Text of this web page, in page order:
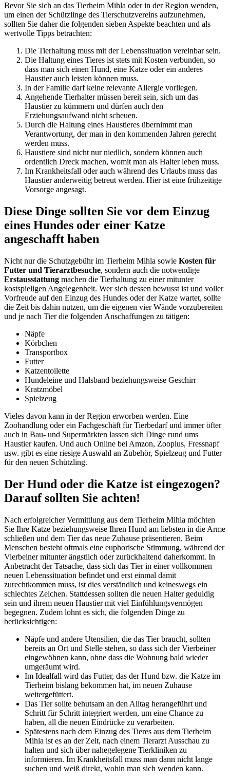
Bevor Sie sich an das Tierheim Mihla oder in der Region wenden,
um einen der Schützlinge des Tierschutzvereins aufzunehmen,
sollten Sie daher die folgenden sieben Aspekte beachten und als
wertvolle Tipps betrachten:
Die Tierhaltung muss mit der Lebenssituation vereinbar sein.
Die Haltung eines Tieres ist stets mit Kosten verbunden, so
dass man sich einen Hund, eine Katze oder ein anderes
Haustier auch leisten können muss.
In der Familie darf keine relevante Allergie vorliegen.
Angehende Tierhalter müssen bereit sein, sich um das
Haustier zu kümmern und dürfen auch den
Erziehungsaufwand nicht scheuen.
Durch die Haltung eines Haustieres übernimmt man
Verantwortung, der man in den kommenden Jahren gerecht
werden muss.
Haustiere sind nicht nur niedlich, sondern können auch
ordentlich Dreck machen, womit man als Halter leben muss.
Im Krankheitsfall oder auch während des Urlaubs muss das
Haustier anderweitig betreut werden. Hier ist eine frühzeitige
Vorsorge angesagt.
Diese Dinge sollten Sie vor dem Einzug
eines Hundes oder einer Katze
angeschafft haben
Nicht nur die Schutzgebühr im Tierheim Mihla sowie Kosten für
Futter und Tierarztbesuche, sondern auch die notwendige
Erstausstattung machen die Tierhaltung zu einer mitunter
kostspieligen Angelegenheit. Wer sich dessen bewusst ist und voller
Vorfreude auf den Einzug des Hundes oder der Katze wartet, sollte
die Zeit bis dahin nutzen, um die eigenen vier Wände vorzubereiten
und je nach Tier die folgenden Anschaffungen zu tätigen:
Näpfe
Körbchen
Transportbox
Futter
Katzentoilette
Hundeleine und Halsband beziehungsweise Geschirr
Kratzmöbel
Spielzeug
Vieles davon kann in der Region erworben werden. Eine
Zoohandlung oder ein Fachgeschäft für Tierbedarf und immer öfter
auch in Bau- und Supermärkten lassen sich Dinge rund ums
Haustier kaufen. Und auch Online bei Amzon, Zooplus, Fressnapf
usw. gibt es eine riesige Auswahl an Zubehör, Spielzeug und Futter
für den neuen Schützling.
Der Hund oder die Katze ist eingezogen?
Darauf sollten Sie achten!
Nach erfolgreicher Vermittlung aus dem Tierheim Mihla möchten
Sie Ihre Katze beziehungsweise Ihren Hund am liebsten in die Arme
schließen und dem Tier das neue Zuhause präsentieren. Beim
Menschen besteht oftmals eine euphorische Stimmung, während der
Vierbeiner mitunter ängstlich oder zurückhaltend daherkommt. In
Anbetracht der Tatsache, dass sich das Tier in einer vollkommen
neuen Lebenssituation befindet und erst einmal damit
zurechtkommen muss, ist dies verständlich und keineswegs ein
schlechtes Zeichen. Stattdessen sollten die neuen Halter geduldig
sein und ihrem neuen Haustier mit viel Einfühlungsvermögen
begegnen. Zudem lohnt es sich, die folgenden Dinge zu
berücksichtigen:
Näpfe und andere Utensilien, die das Tier braucht, sollten
bereits an Ort und Stelle stehen, so dass sich der Vierbeiner
eingewöhnen kann, ohne dass die Wohnung bald wieder
umgeräumt wird.
Im Idealfall wird das Futter, das der Hund bzw. die Katze im
Tierheim bislang bekommen hat, im neuen Zuhause
weitergefüttert.
Das Tier sollte behutsam an den Alltag herangeführt und
Schritt für Schritt integriert werden, um eine Chance zu
haben, all die neuen Eindrücke zu verarbeiten.
Spätestens nach dem Einzug des Tieres aus dem Tierheim
Mihla ist es an der Zeit, nach einem Tierarzt Ausschau zu
halten und sich über nahegelegene Tierkliniken zu
informieren. Im Krankheitsfall muss man dann nicht lange
suchen und weiß direkt, wohin man sich wenden kann.